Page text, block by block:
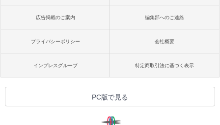
広告掲載のご案内 編集部へのご連絡
プライバシーポリシー 会社概要
インプレスグループ 特定商取引法に基づく表示
PC版で見る